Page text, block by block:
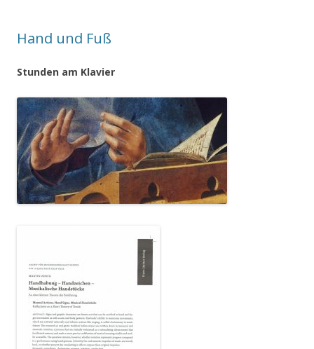
Hand und Fuß
Stunden am Klavier